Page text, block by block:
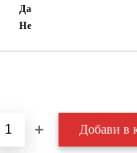
Да
Не